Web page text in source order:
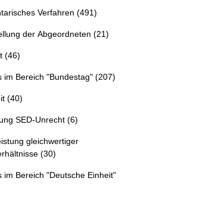
Verfahren (491)
der Abgeordneten (21)
(46)
im Bereich "Bundestag" (207)
(40)
SED-Unrecht (6)
gleichwertiger
(30)
im Bereich "Deutsche Einheit"